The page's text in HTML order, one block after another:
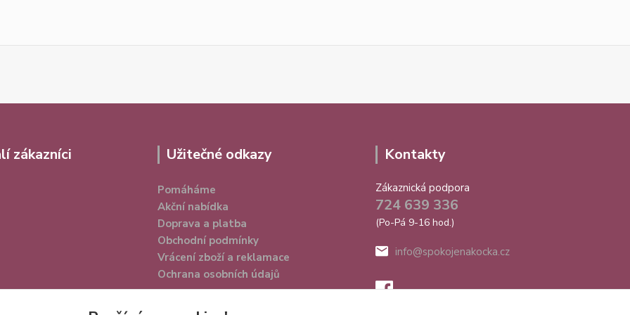
zákazníci Užitečné odkazy
Pomáháme
Akční nabídka
Doprava a platba
Obchodní podmínky
Vrácení zboží a reklamace
Ochrana osobních údajů
Kontakty
Zákaznická podpora
724 639 336
(Po-Pá 9-16 hod.)
info@spokojenakocka.cz